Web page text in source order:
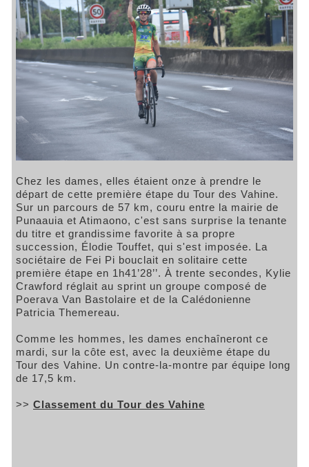
Chez les dames, elles étaient onze à prendre le
départ de cette première étape du Tour des Vahine.
Sur un parcours de 57 km, couru entre la mairie de
Punaauia et Atimaono, c'est sans surprise la tenante
du titre et grandissime favorite à sa propre
succession, Élodie Touffet, qui s'est imposée. La
sociétaire de Fei Pi bouclait en solitaire cette
première étape en 1h41’28’’. À trente secondes, Kylie
Crawford réglait au sprint un groupe composé de
Poerava Van Bastolaire et de la Calédonienne
Patricia Themereau.
Comme les hommes, les dames enchaîneront ce
mardi, sur la côte est, avec la deuxième étape du
Tour des Vahine. Un contre-la-montre par équipe long
de 17,5 km.
>> Classement du Tour des Vahine